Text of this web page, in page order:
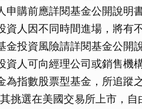
申購前應詳閱基金公開說明
資人因不同時間進場，將有
投資風險請詳閱基金公開
資人可向經理公司或銷售機
為指數股票型基金，所追蹤
挑選在美國交易所上市，